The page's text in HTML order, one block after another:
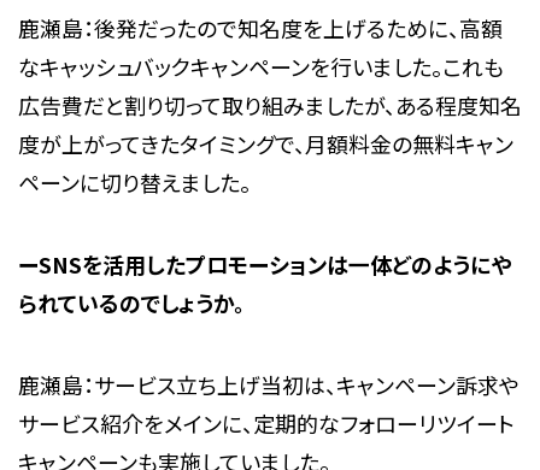
鹿瀬島：後発だったので知名度を上げるために、高額
なキャッシュバックキャンペーンを行いました。これも
広告費だと割り切って取り組みましたが、ある程度知名
度が上がってきたタイミングで、月額料金の無料キャン
ペーンに切り替えました。
ーSNSを活用したプロモーションは一体どのようにや
られているのでしょうか。
鹿瀬島：サービス立ち上げ当初は、キャンペーン訴求や
サービス紹介をメインに、定期的なフォローリツイート
キャンペーンも実施していました。